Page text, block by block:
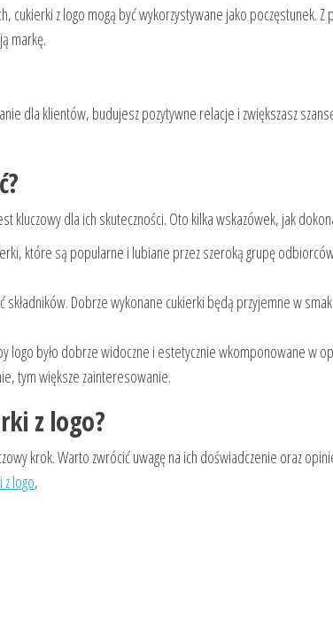
cukierki z logo mogą być wykorzystywane jako poczęstunek.
markę.
dla klientów, budujesz pozytywne relacje i zwiększasz
kluczowy dla ich skuteczności. Oto kilka wskazówek, jak
które są popularne i lubiane przez szeroką grupę
składników. Dobrze wykonane cukierki będą przyjemne w
logo było dobrze widoczne i estetycznie wkomponowane w
tym większe zainteresowanie.
z logo?
krok. Warto zwrócić uwagę na ich doświadczenie oraz
z logo,